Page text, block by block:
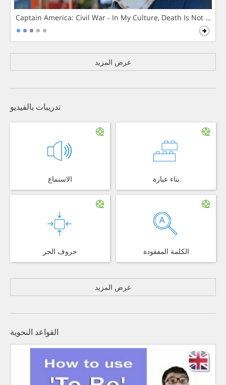
Captain America: Civil War - In My Culture, Death Is Not The
عرض المزيد
تدريبات بالفيديو
الاستماع بناء عبارة
حروف الجر الكلمة المفقودة
عرض المزيد
القواعد النحوية